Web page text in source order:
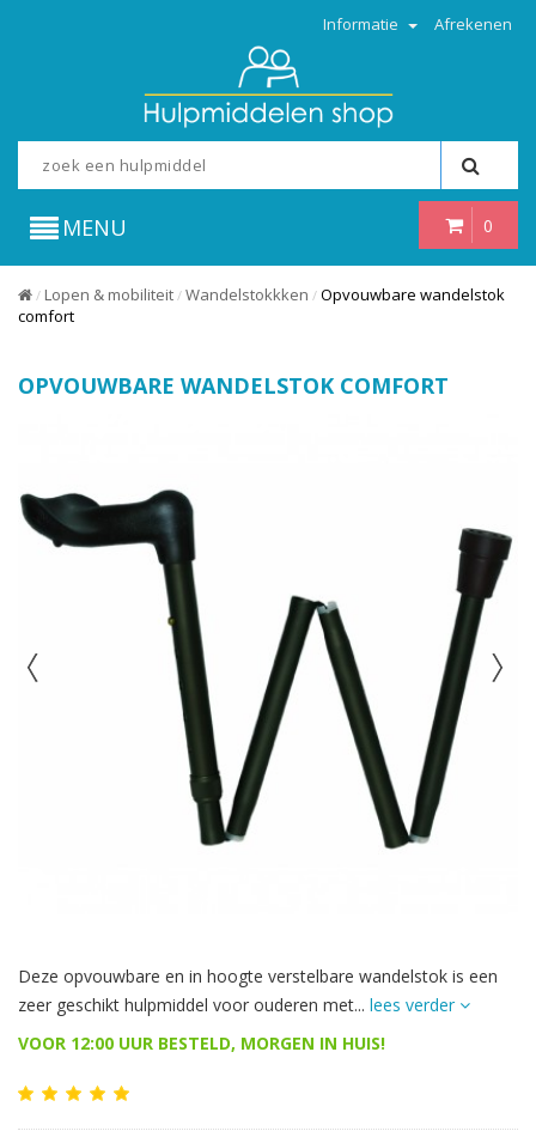
Informatie Afrekenen
0
MENU
/ Lopen & mobiliteit / Wandelstokkken / Opvouwbare wandelstok
comfort
OPVOUWBARE WANDELSTOK COMFORT
Deze opvouwbare en in hoogte verstelbare wandelstok is een
zeer geschikt hulpmiddel voor ouderen met... lees verder
VOOR 12:00 UUR BESTELD, MORGEN IN HUIS!